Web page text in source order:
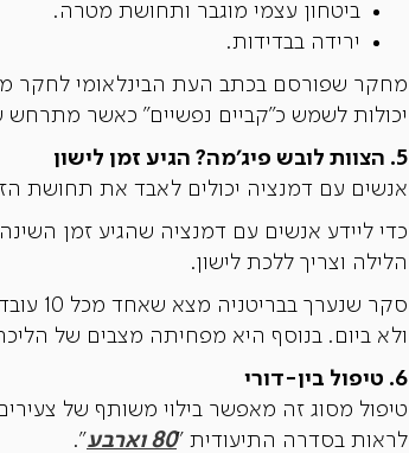
ביטחון עצמי מוגבר ותחושת מטרה.
ירידה בבדידות.
מחקר שפורסם בכתב העת הבינלאומי לחקר
יכולות לשמש כ"קביים נפשיים" כאשר מתרחש
5. הצוות לובש פיג'מה? הגיע זמן לישון
אנשים עם דמנציה יכולים לאבד את תחושת
כדי ליידע אנשים עם דמנציה שהגיע זמן
הלילה וצריך ללכת לישון.
סקר
ולא ביום. בנוסף היא מפחיתה מצבים של
6. טיפול בין-דורי
טיפול מסוג זה מאפשר בילוי משותף של
לראות בסדרה התיעודית "80 וארבע
".